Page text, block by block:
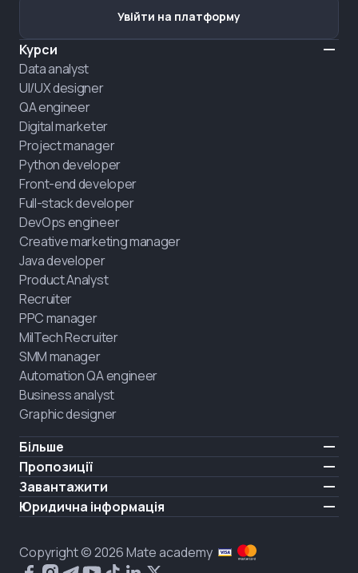
Курси
Data analyst
UI/UX designer
QA engineer
Digital marketer
Project manager
Python developer
Front-end developer
Full-stack developer
DevOps engineer
Creative marketing manager
Java developer
Product Analyst
Recruiter
PPC manager
MilTech Recruiter
SMM manager
Automation QA engineer
Business analyst
Graphic designer
Більше
Ціни
Відгуки
Про нас
Стан ринку IT
Пропозиції
IT для ветеранів
Найняти випускника
Навчання повного дня
Завантажити
iOS
Юридична інформація
Політика конфіденційності
Політика cookies
Увійти на платформу
Copyright © 2026 Mate academy